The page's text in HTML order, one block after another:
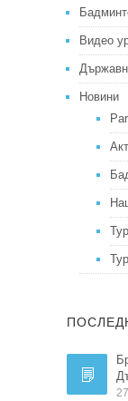
Видео
Новини